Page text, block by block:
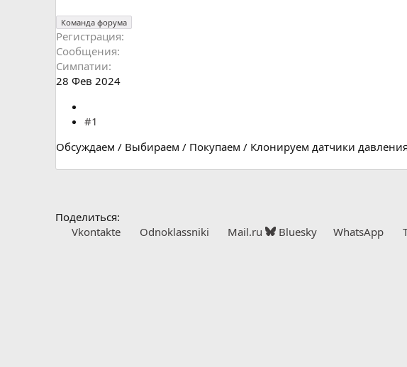
Команда форума
Регистрация
Сообщения
Симпатии
28 Фев 2024
#1
Обсуждаем / Выбираем / Покупаем / Клонируем датчики
Поделиться:
Vkontakte
Odnoklassniki Mail.ru Bluesky WhatsApp